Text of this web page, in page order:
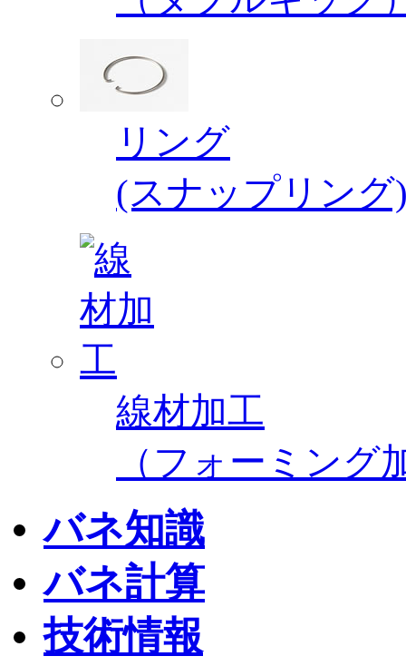
リング
(スナップリング
線材加工
（フォーミング
バネ知識
バネ計算
技術情報